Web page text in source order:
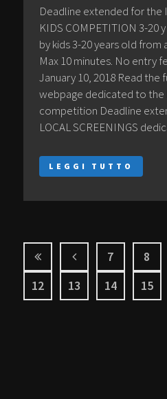
Deadline extended for the
KIDS COMPETITION 3-20
by kids 3-20 years old
Max 10 minutes. No entry
January 10, 2018 Read
webpage dedicated to the
competition Deadline
LOCAL SCREENINGS
LEGGI TUTTO
7 8
12
13 14 15